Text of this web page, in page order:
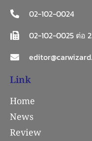
02-102-0024
02-102-0025 ต่อ
Link
Home
News
Review